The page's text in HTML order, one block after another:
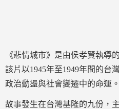
《悲情城市》是由侯孝賢執導
該片以1945年至1949年間的台
政治動盪與社會變遷中的命運
故事發生在台灣基隆的九份，